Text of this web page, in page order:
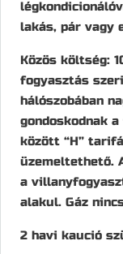
lakás, pár vagy
Közös költség:
fogyasztás
hálószobában
gondoskodnak
között “H”
üzemeltethető.
a
alakul. Gáz
2 havi kaució